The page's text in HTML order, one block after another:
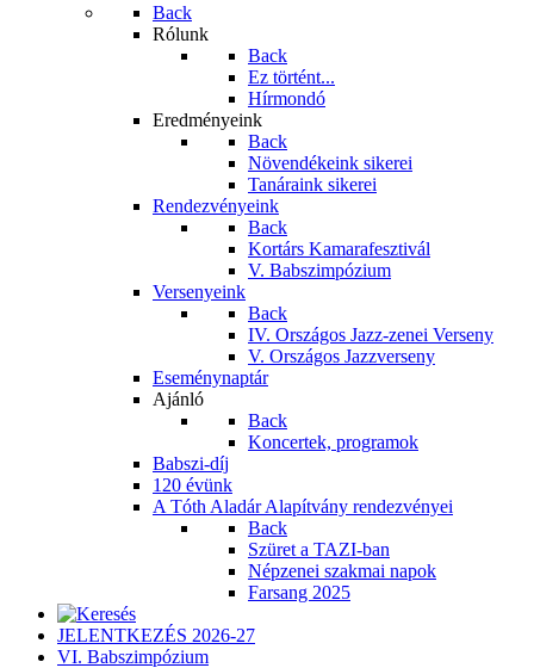
Back
Rólunk
Back
Ez történt...
Hírmondó
Eredményeink
Back
Növendékeink sikerei
Tanáraink sikerei
Rendezvényeink
Back
Kortárs Kamarafesztivál
V. Babszimpózium
Versenyeink
Back
IV. Országos Jazz-zenei Verseny
V. Országos Jazzverseny
Eseménynaptár
Ajánló
Back
Koncertek, programok
Babszi-díj
120 évünk
A Tóth Aladár Alapítvány rendezvényei
Back
Szüret a TAZI-ban
Népzenei szakmai napok
Farsang 2025
JELENTKEZÉS 2026-27
VI. Babszimpózium